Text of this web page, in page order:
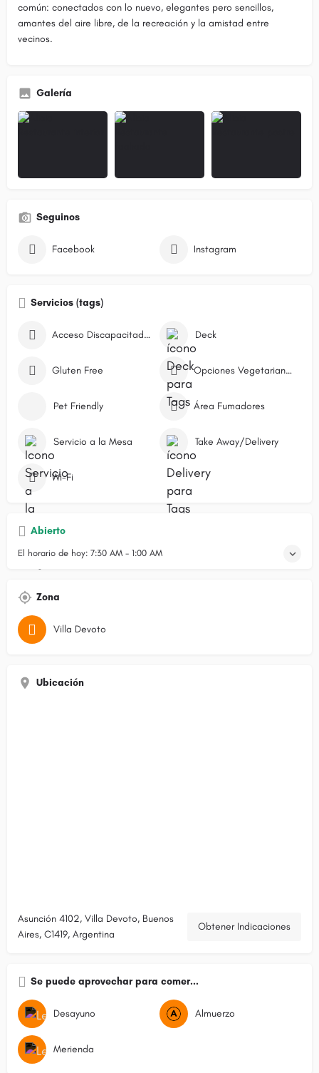
común: conectados con lo nuevo, elegantes pero sencillos,
amantes del aire libre, de la recreación y la amistad entre
vecinos.
Galería
Seguinos
Facebook Instagram
Servicios (tags)
Acceso Discapacitados Deck
Gluten Free Opciones Vegetarianas
Pet Friendly Área Fumadores
Servicio a la Mesa Take Away/Delivery
Wi-Fi
Abierto
El horario de hoy: 7:30 AM - 1:00 AM
Zona
Villa Devoto
Ubicación
Asunción 4102, Villa Devoto, Buenos
Aires, C1419, Argentina
Obtener Indicaciones
Se puede aprovechar para comer...
Desayuno Almuerzo
Merienda